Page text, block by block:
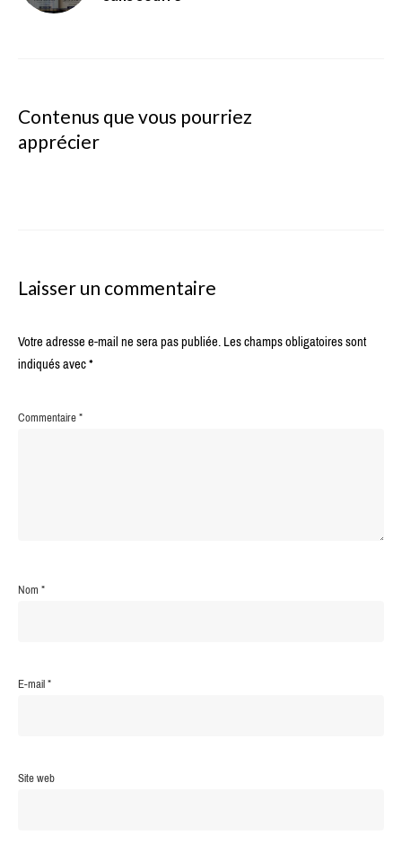
Contenus que vous pourriez
apprécier
Laisser un commentaire
Votre adresse e-mail ne sera pas publiée.Les champs obligatoires sont
indiqués avec*
Commentaire*
Nom*
E-mail*
Site web